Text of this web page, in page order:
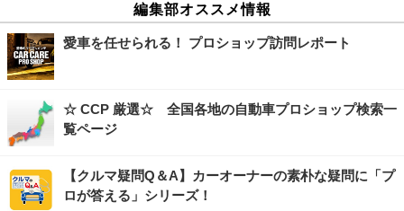
編集部オススメ情報
愛車を任せられる！ プロショップ訪問レポート
☆ CCP 厳選☆ 全国各地の自動車プロショップ検索一
覧ページ
【クルマ疑問Q＆A】カーオーナーの素朴な疑問に「プ
ロが答える」シリーズ！